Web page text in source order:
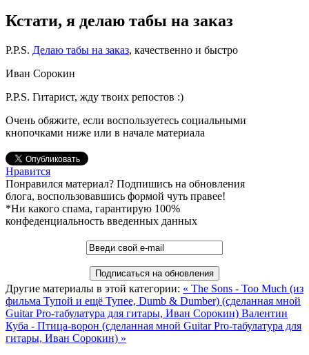
Кстати, я делаю табы на заказ
P.P.S. Делаю табы на заказ, качественно и быстро
Иван Сорокин
P.P.S. Гитарист, жду твоих репостов :)
Очень обяжите, если воспользуетесь социальными
кнопочками ниже или в начале материала
Нравится
Понравился материал? Подпишись на обновления
блога, воспользовавшись формой чуть правее!
*Ни какого спама, гарантирую 100%
конфеденциальность введенных данных
Другие материалы в этой категории: « The Sons - Too Much (из
фильма Тупой и ещё Тупее, Dumb & Dumber) (сделанная мной
Guitar Pro-табулатура для гитары, Иван Сорокин) Валентин
Куба - Птица-ворон (сделанная мной Guitar Pro-табулатура для
гитары, Иван Сорокин) »